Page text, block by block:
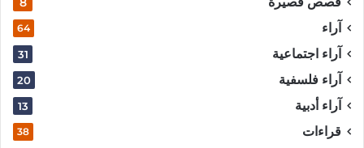
آراء 64
آراء اجتماعية 31
آراء فلسفية 20
آراء أدبية 13
قراءات 38